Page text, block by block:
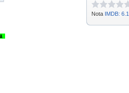
Nota IMDB: 6.1